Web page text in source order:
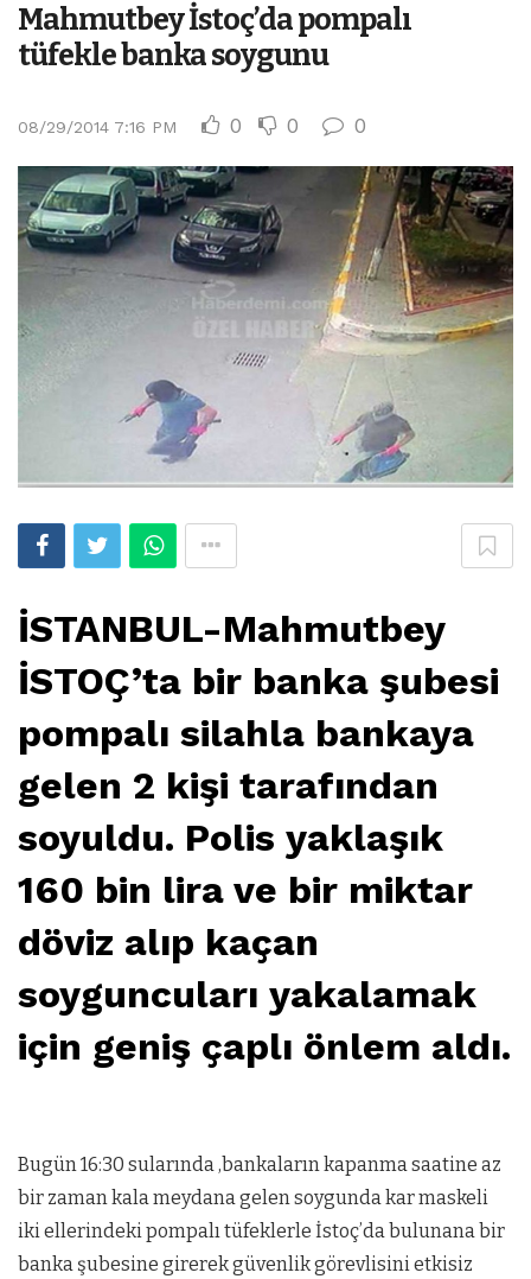
Mahmutbey İstoç’da pompalı
tüfekle banka soygunu
08/29/2014 7:16 PM 0 0 0
İSTANBUL-Mahmutbey
İSTOÇ’ta bir banka şubesi
pompalı silahla bankaya
gelen 2 kişi tarafından
soyuldu. Polis yaklaşık
160 bin lira ve bir miktar
döviz alıp kaçan
soyguncuları yakalamak
için geniş çaplı önlem aldı.
Bugün 16:30 sularında ,bankaların kapanma saatine az
bir zaman kala meydana gelen soygunda kar maskeli
iki ellerindeki pompalı tüfeklerle İstoç’da bulunana bir
banka şubesine girerek güvenlik görevlisini etkisiz